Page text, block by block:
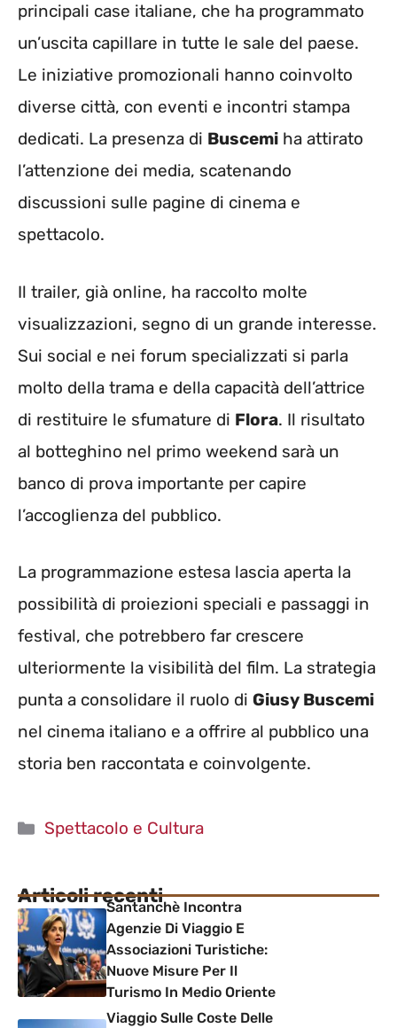
principali case italiane, che ha programmato
un’uscita capillare in tutte le sale del paese.
Le iniziative promozionali hanno coinvolto
diverse città, con eventi e incontri stampa
dedicati. La presenza di Buscemi ha attirato
l’attenzione dei media, scatenando
discussioni sulle pagine di cinema e
spettacolo.
Il trailer, già online, ha raccolto molte
visualizzazioni, segno di un grande interesse.
Sui social e nei forum specializzati si parla
molto della trama e della capacità dell’attrice
di restituire le sfumature di Flora. Il risultato
al botteghino nel primo weekend sarà un
banco di prova importante per capire
l’accoglienza del pubblico.
La programmazione estesa lascia aperta la
possibilità di proiezioni speciali e passaggi in
festival, che potrebbero far crescere
ulteriormente la visibilità del film. La strategia
punta a consolidare il ruolo di Giusy Buscemi
nel cinema italiano e a offrire al pubblico una
storia ben raccontata e coinvolgente.
Categorie
Spettacolo e Cultura
Articoli recentiSantanchè Incontra
Agenzie Di Viaggio E
Associazioni Turistiche:
Nuove Misure Per Il
Turismo In Medio Oriente
Viaggio Sulle Coste Delle